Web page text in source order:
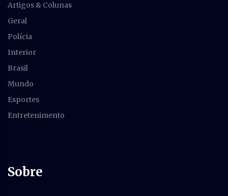
Artigos & Colunas
Geral
Polícia
Interior
Brasil
Mundo
Esportes
Entretenimento
Sobre